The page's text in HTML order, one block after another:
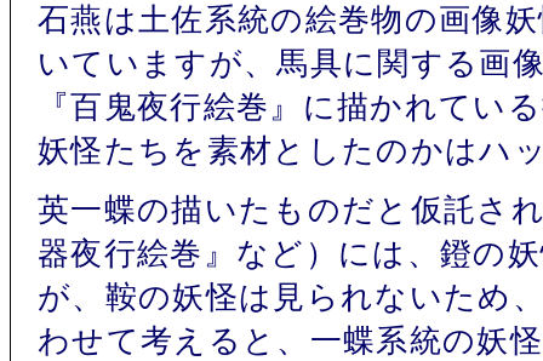
石燕は土佐系統の絵巻物の画像
いていますが、馬具に関する画
『百鬼夜行絵巻』に描かれてい
妖怪たちを素材としたのかはハ
英一蝶の描いたものだと仮託さ
器夜行絵巻』など）には、鐙の
が、鞍の妖怪は見られないため
わせて考えると、一蝶系統の妖